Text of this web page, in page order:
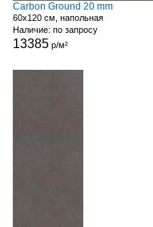
Carbon Ground 20 mm
60x120 см, напольная
Наличие: по запросу
13385р/м²